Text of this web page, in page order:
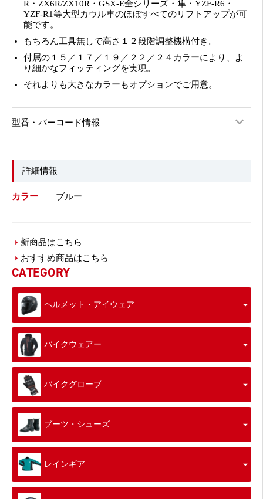
R・ZX6R/ZX10R・GSX-E全シリーズ・隼・YZF-R6・
YZF-R1等大型カウル車のほぼすべてのリフトアップが可
能です。
もちろん工具無しで高さ１２段階調整機構付き。
付属の１５／１７／１９／２２／２４カラーにより、よ
り細かなフィッティングを実現。
それよりも大きなカラーもオプションでご用意。
型番・バーコード情報
詳細情報
カラー ブルー
新商品はこちら
おすすめ商品はこちら
CATEGORY
ヘルメット・アイウェア
バイクウェアー
バイクグローブ
ブーツ・シューズ
レインギア